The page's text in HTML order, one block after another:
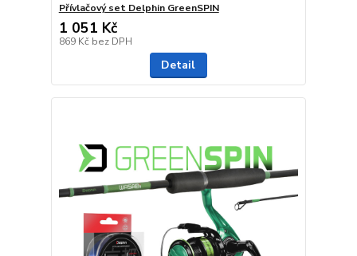
Přívlačový set Delphin GreenSPIN
1 051 Kč
869 Kč bez DPH
Detail